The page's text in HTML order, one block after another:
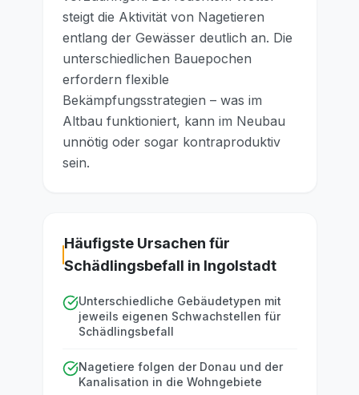
steigt die Aktivität von Nagetieren
entlang der Gewässer deutlich an. Die
unterschiedlichen Bauepochen
erfordern flexible
Bekämpfungsstrategien – was im
Altbau funktioniert, kann im Neubau
unnötig oder sogar kontraproduktiv
sein.
Häufigste Ursachen für
Schädlingsbefall in Ingolstadt
Unterschiedliche Gebäudetypen mit
jeweils eigenen Schwachstellen für
Schädlingsbefall
Nagetiere folgen der Donau und der
Kanalisation in die Wohngebiete